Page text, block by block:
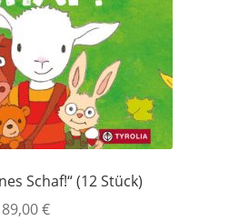
Schaf!“ (12 Stück)
89,00€